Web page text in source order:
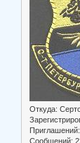
Откуда:
Приглашений:
Сообщений: